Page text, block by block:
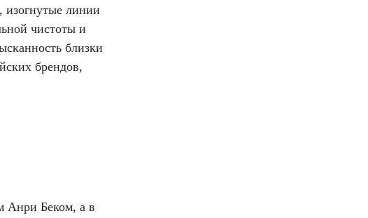
изогнутые линии
чистоты и
близки
брендов,
Анри Беком, а в